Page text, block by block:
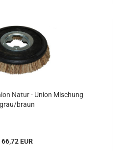
Natur - Union Mischung
grau/braun
66,72 EUR